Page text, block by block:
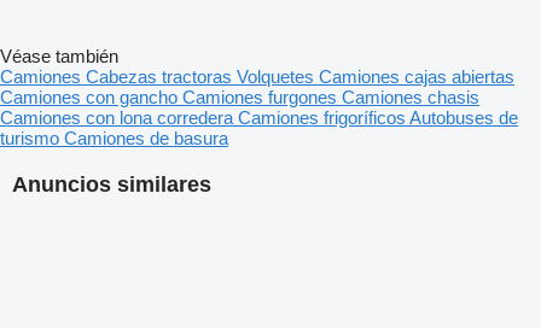
Anuncios similares
Véase también
Camiones Cabezas tractoras Volquetes Camiones cajas abiertas
Camiones con gancho Camiones furgones Camiones chasis
Camiones con lona corredera Camiones frigoríficos Autobuses de
turismo Camiones de basura